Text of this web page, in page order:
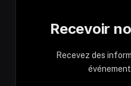
Recevoir
Recevez des